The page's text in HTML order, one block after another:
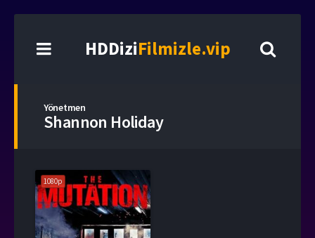
HDDiziFilmizle.vip
Yönetmen
Shannon Holiday
1080p